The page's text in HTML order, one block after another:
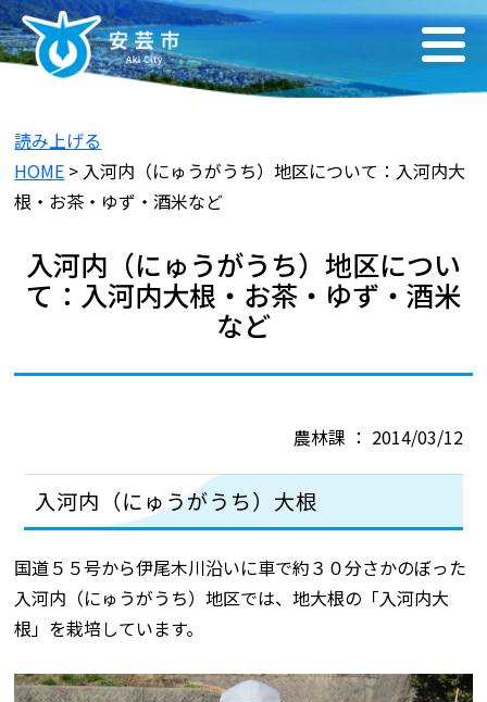
読み上げる
HOME > 入河内（にゅうがうち）地区について：入河内大
根・お茶・ゆず・酒米など
入河内（にゅうがうち）地区につい
て：入河内大根・お茶・ゆず・酒米
など
農林課 ： 2014/03/12
入河内（にゅうがうち）大根
国道５５号から伊尾木川沿いに車で約３０分さかのぼった
入河内（にゅうがうち）地区では、地大根の「入河内大
根」を栽培しています。